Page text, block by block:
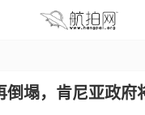
倒塌，肯尼亚政府